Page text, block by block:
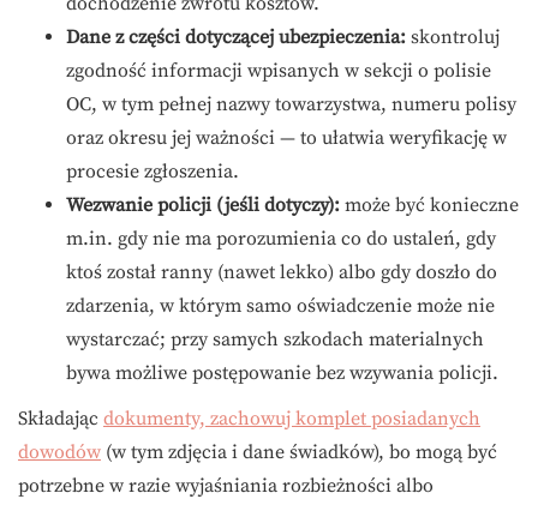
Dane z części dotyczącej ubezpieczenia: skontroluj
zgodność informacji wpisanych w sekcji o polisie
OC, w tym pełnej nazwy towarzystwa, numeru polisy
oraz okresu jej ważności — to ułatwia weryfikację w
procesie zgłoszenia.
Wezwanie policji (jeśli dotyczy): może być konieczne
m.in. gdy nie ma porozumienia co do ustaleń, gdy
ktoś został ranny (nawet lekko) albo gdy doszło do
zdarzenia, w którym samo oświadczenie może nie
wystarczać; przy samych szkodach materialnych
bywa możliwe postępowanie bez wzywania policji.
Składając dokumenty, zachowuj komplet posiadanych
dowodów (w tym zdjęcia i dane świadków), bo mogą być
potrzebne w razie wyjaśniania rozbieżności albo